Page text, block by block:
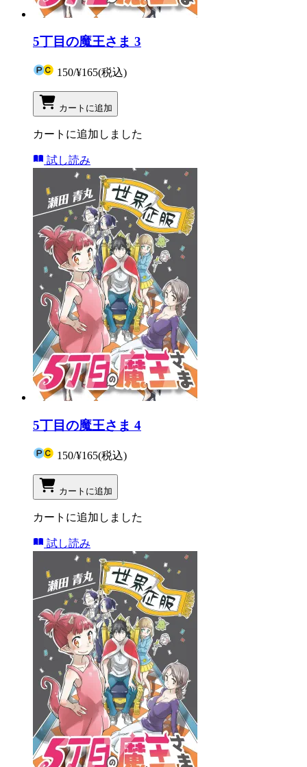
5丁目の魔王さま 3
150/¥165(税込)
カートに追加
カートに追加しました
試し読み
5丁目の魔王さま 4
150/¥165(税込)
カートに追加
カートに追加しました
試し読み